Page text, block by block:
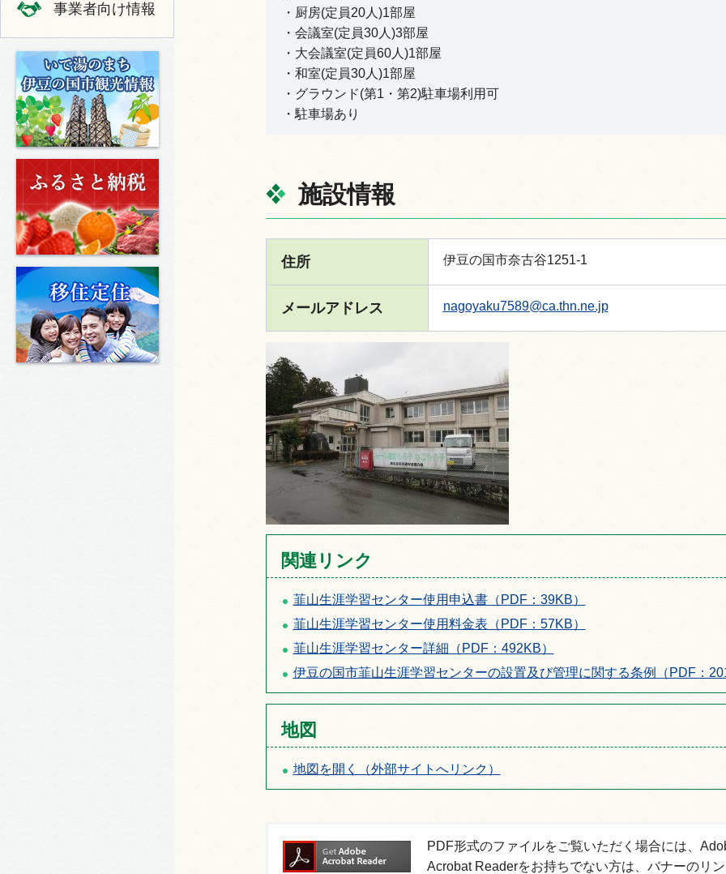
事業者向け情報
いで湯のまち 伊豆の国市の観光情報
・厨房(定員20人)1部屋
・会議室(定員30人)3部屋
・大会議室(定員60人)1部屋
・和室(定員30人)1部屋
・グラウンド(第1・第2)駐車場利用可
・駐車場あり
施設情報
住所 伊豆の国市奈古谷1251-1
メールアドレス nagoyaku7589@ca.thn.ne.jp
関連リンク
韮山生涯学習センター使用申込書（PDF：39KB）
韮山生涯学習センター使用料金表（PDF：57KB）
韮山生涯学習センター詳細（PDF：492KB）
伊豆の国市韮山生涯学習センターの設置及び管理に関する条例（PDF：
地図
地図を開く（外部サイトへリンク）
PDF形式のファイルをご覧いただく場合には、
Acrobat Readerをお持ちでない方は、バナーのリ